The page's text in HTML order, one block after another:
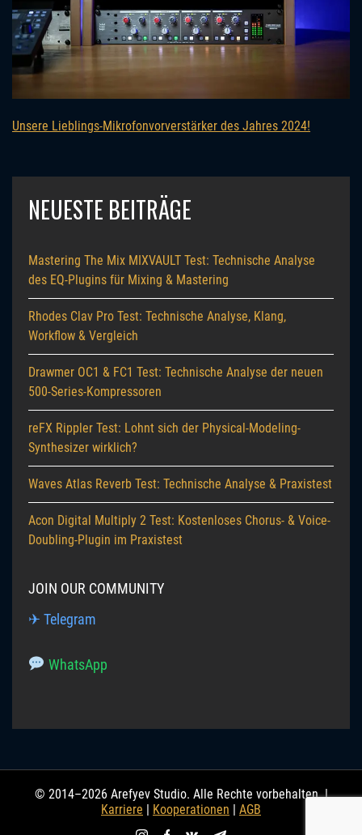
Unsere Lieblings-Mikrofonvorverstärker des Jahres 2024!
NEUESTE BEITRÄGE
Mastering The Mix MIXVAULT Test: Technische Analyse
des EQ-Plugins für Mixing & Mastering
Rhodes Clav Pro Test: Technische Analyse, Klang,
Workflow & Vergleich
Drawmer OC1 & FC1 Test: Technische Analyse der neuen
500-Series-Kompressoren
reFX Rippler Test: Lohnt sich der Physical-Modeling-
Synthesizer wirklich?
Waves Atlas Reverb Test: Technische Analyse & Praxistest
Acon Digital Multiply 2 Test: Kostenloses Chorus- & Voice-
Doubling-Plugin im Praxistest
JOIN OUR COMMUNITY
✈ Telegram
WhatsApp
© 2014–2026 Arefyev Studio. Alle Rechte vorbehalten. |
Karriere | Kooperationen | AGB